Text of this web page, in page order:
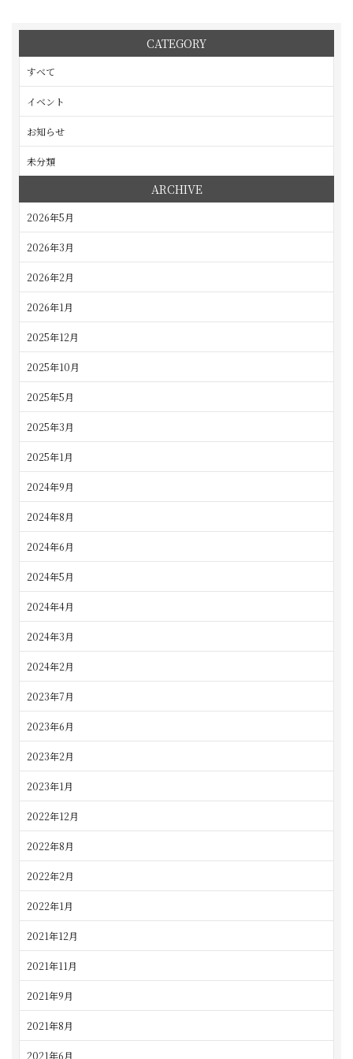
CATEGORY
すべて
イベント
お知らせ
未分類
ARCHIVE
2026年5月
2026年3月
2026年2月
2026年1月
2025年12月
2025年10月
2025年5月
2025年3月
2025年1月
2024年9月
2024年8月
2024年6月
2024年5月
2024年4月
2024年3月
2024年2月
2023年7月
2023年6月
2023年2月
2023年1月
2022年12月
2022年8月
2022年2月
2022年1月
2021年12月
2021年11月
2021年9月
2021年8月
2021年6月